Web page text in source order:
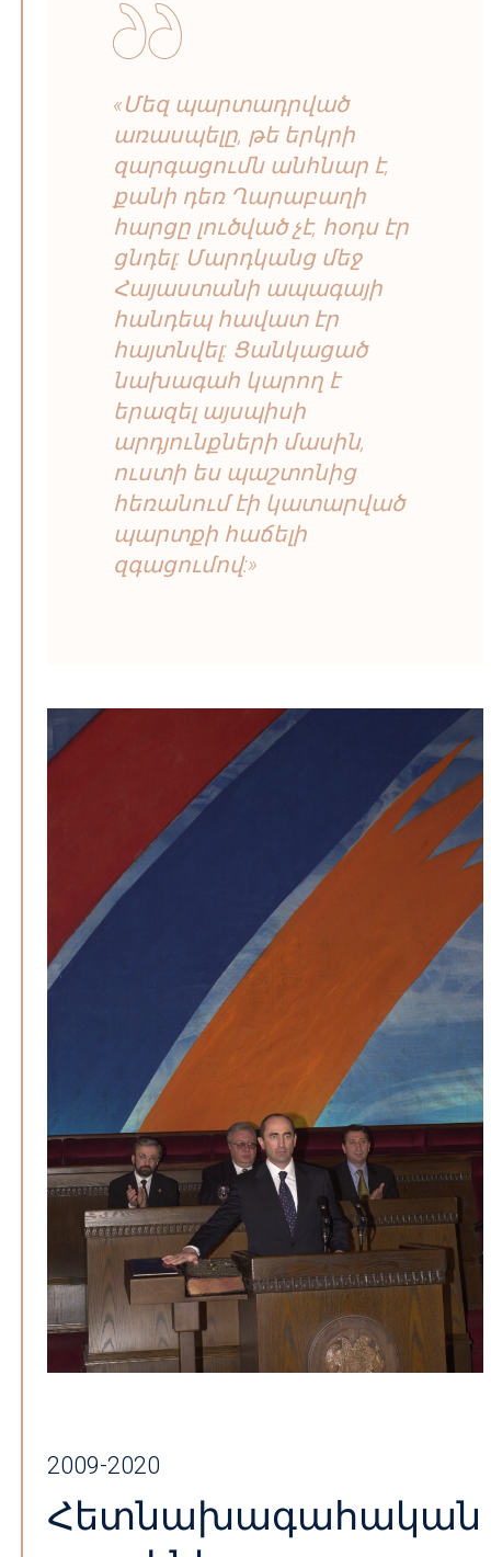
«Մեզ պարտադրված
առասպելը, թե երկրի
զարգացումն անհնար է,
քանի դեռ Ղարաբաղի
հարցը լուծված չէ, հօդս էր
ցնդել: Մարդկանց մեջ
Հայաստանի ապագայի
հանդեպ հավատ էր
հայտնվել: Ցանկացած
նախագահ կարող է
երազել այսպիսի
արդյունքների մասին,
ուստի ես պաշտոնից
հեռանում էի կատարված
պարտքի հաճելի
զգացումով:»
2009-2020
Հետնախագահական